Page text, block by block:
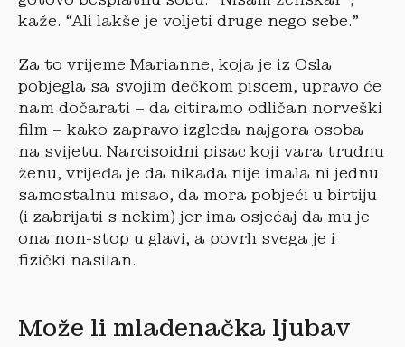
kaže. “Ali lakše je voljeti druge nego sebe.”
Za to vrijeme Marianne, koja je iz Osla
pobjegla sa svojim dečkom piscem, upravo će
nam dočarati – da citiramo odličan norveški
film – kako zapravo izgleda najgora osoba
na svijetu. Narcisoidni pisac koji vara trudnu
ženu, vrijeđa je da nikada nije imala ni jednu
samostalnu misao, da mora pobjeći u birtiju
(i zabrijati s nekim) jer ima osjećaj da mu je
ona non-stop u glavi, a povrh svega je i
fizički nasilan.
Može li mladenačka ljubav